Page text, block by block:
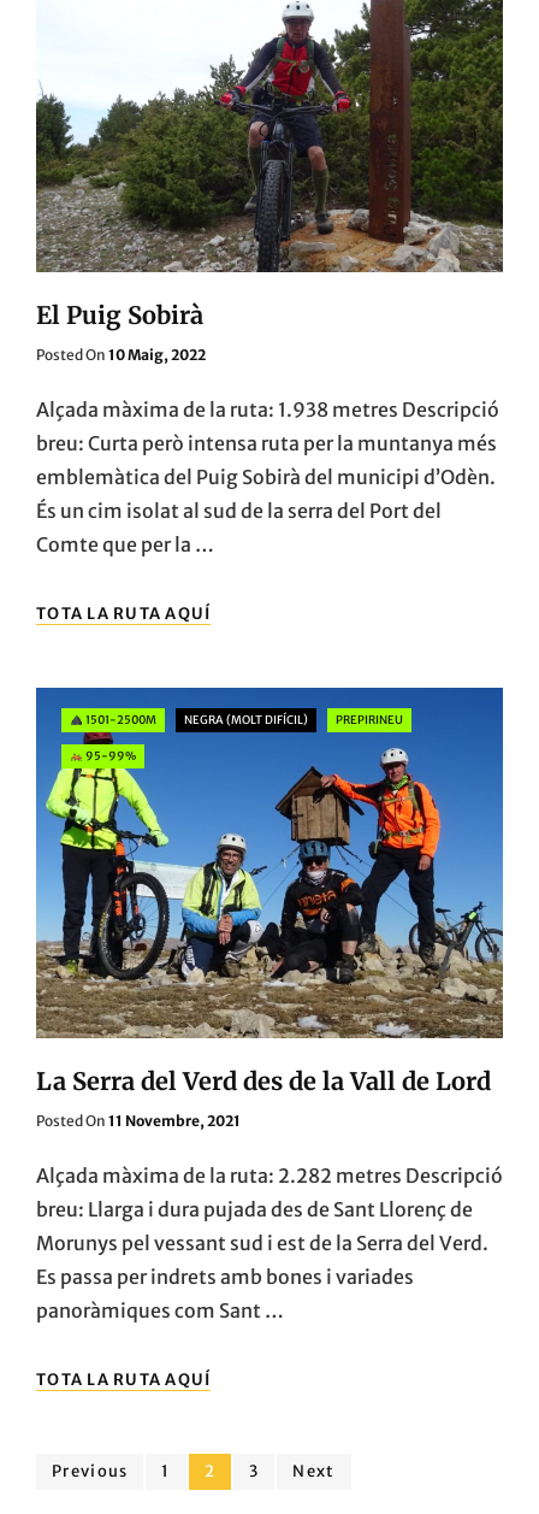
El Puig Sobirà
Posted On Posted
10 Maig, 2022
Alçada màxima de la ruta: 1.938 metres Descripció
breu: Curta però intensa ruta per la muntanya més
emblemàtica del Puig Sobirà del municipi d’Odèn.
És un cim isolat al sud de la serra del Port del
Comte que per la …
TOTA LA RUTA AQUÍ
PUIG
Categories
1501-2500M NEGRA (MOLT DIFÍCIL) PREPIRINEU
95-99%
La Serra del Verd des de la Vall de Lord
Posted On Posted
11 Novembre, 2021
Alçada màxima de la ruta: 2.282 metres Descripció
breu: Llarga i dura pujada des de Sant Llorenç de
Morunys pel vessant sud i est de la Serra del Verd.
Es passa per indrets amb bones i variades
panoràmiques com Sant …
TOTA LA RUTA AQUÍ
SERRA
DES
DE
Navegació
Previous Page
1 Page
2 Page
3 Next